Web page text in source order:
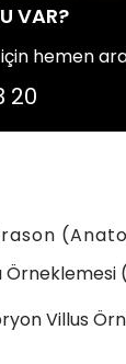
VAR?
hemen
20
Villus